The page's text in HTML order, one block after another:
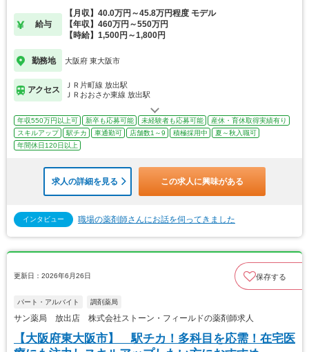
給与
【月収】40.0万円～45.8万円程度 モデル
【年収】460万円～550万円
【時給】1,500円～1,800円
勤務地 大阪府 東大阪市
アクセス
ＪＲ片町線 放出駅
ＪＲおおさか東線 放出駅
年収550万円以上可 新卒も応募可能 未経験者も応募可能
産休・育休取得実績有り
スキルアップ
駅チカ 車通勤可 店舗数1～9 積極採用中
夏～秋入職可
年間休日120日以上
求人の詳細を見る この求人に興味がある
インタビュー 職場の薬剤師さんにお話を伺ってきました
更新日：2026年6月26日 保存する
パート・アルバイト 調剤薬局
サン薬局 放出店 株式会社ストーン・フィールドの薬剤師求人
【大阪府東大阪市】 駅チカ！多科目を応需！在宅医